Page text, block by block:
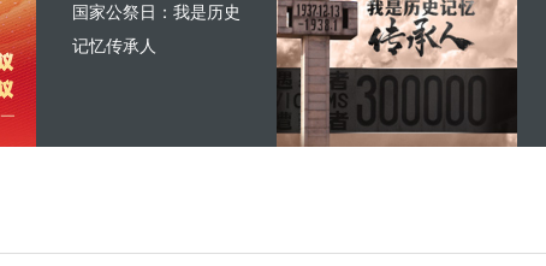
国家公祭日：我是历史
记忆传承人